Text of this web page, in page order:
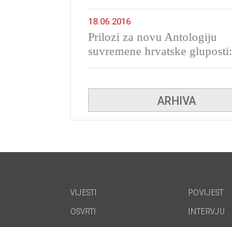
18.06.2016
Prilozi za novu Antologiju
suvremene hrvatske gluposti:
ARHIVA
VIJESTI
OSVRTI
POVIJEST
INTERVJU